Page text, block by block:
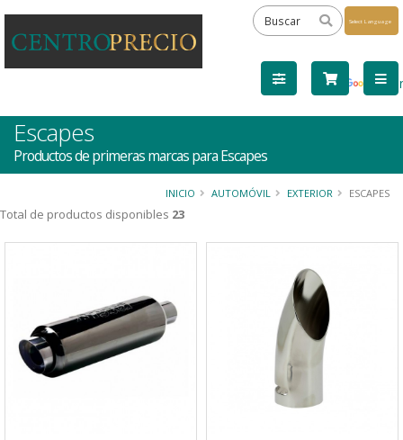
by
Escapes
Productos de primeras marcas para Escapes
INICIO AUTOMÓVIL EXTERIOR ESCAPES
Total de productos disponibles 23